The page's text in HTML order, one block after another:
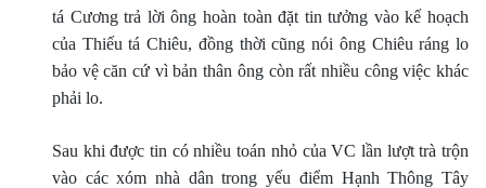
tá Cương trả lời ông hoàn toàn đặt tin tưởng vào kế hoạch
của Thiếu tá Chiêu, đồng thời cũng nói ông Chiêu ráng lo
bảo vệ căn cứ vì bản thân ông còn rất nhiều công việc khác
phải lo.
Sau khi được tin có nhiều toán nhỏ của VC lần lượt trà trộn
vào các xóm nhà dân trong yếu điểm Hạnh Thông Tây